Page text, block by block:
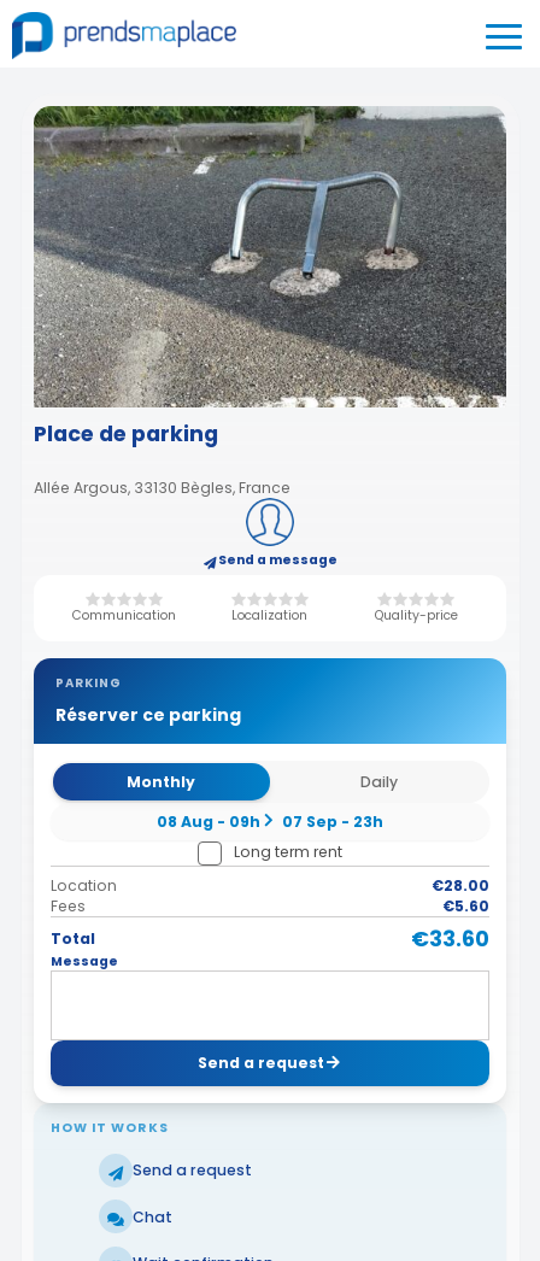
Place de parking
Allée Argous, 33130 Bègles, France
Send a message
Communication Localization Quality-price
PARKING
Réserver ce parking
Monthly
Daily
08 Aug - 09h
07 Sep - 23h
Long term rent
Location
€28.00
Fees
€5.60
Total
€33.60
Message
Send a request
HOW IT WORKS
Send a request
Chat